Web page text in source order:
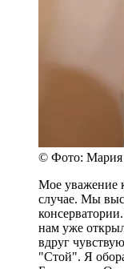
© Фото: Мария
Мое уважение
случае. Мы
нам уже
вдруг
"Стой". Я